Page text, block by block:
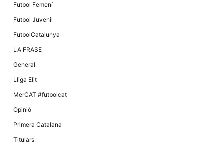
Futbol Femení
Futbol Juvenil
FutbolCatalunya
LA FRASE
General
Lliga Elit
MerCAT #futbolcat
Opinió
Primera Catalana
Titulars